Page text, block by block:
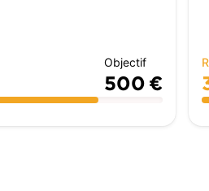
Objectif
500 €